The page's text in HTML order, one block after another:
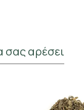
σας αρέσει